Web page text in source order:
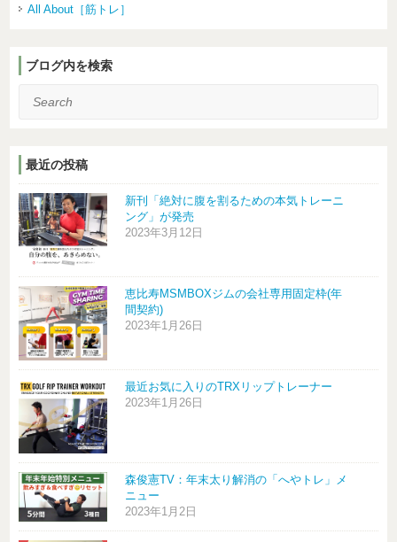
All About［筋トレ］
ブログ内を検索
Search
最近の投稿
新刊「絶対に腹を割るための本気トレーニ
ング」が発売
2023年3月12日
恵比寿MSMBOXジムの会社専用固定枠(年
間契約)
2023年1月26日
最近お気に入りのTRXリップトレーナー
2023年1月26日
森俊憲TV：年末太り解消の「へやトレ」メ
ニュー
2023年1月2日